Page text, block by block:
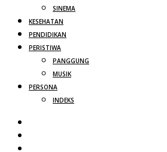
SINEMA
KESEHATAN
PENDIDIKAN
PERISTIWA
PANGGUNG
MUSIK
PERSONA
INDEKS